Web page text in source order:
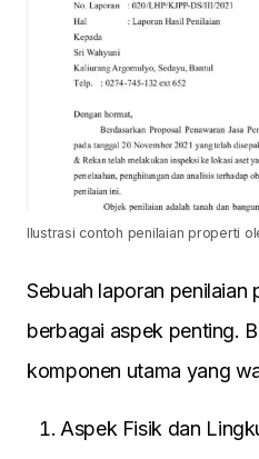
Ilustrasi contoh penilaian properti
Sebuah laporan penilaian
berbagai aspek penting.
komponen utama yang
Aspek Fisik dan